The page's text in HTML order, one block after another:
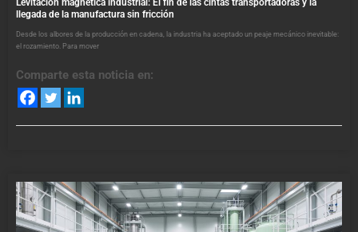
Levitación magnética industrial: El fin de las cintas transportadoras y la
llegada de la manufactura sin fricción
Desde los albores de la producción en cadena, la industria ha aceptado un peaje mecánico inevitable:
el rozamiento. Para mover
Comparte esta noticia en: